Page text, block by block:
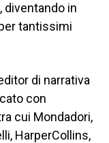
in
tantissimi
di narrativa
con
cui Mondadori,
HarperCollins,